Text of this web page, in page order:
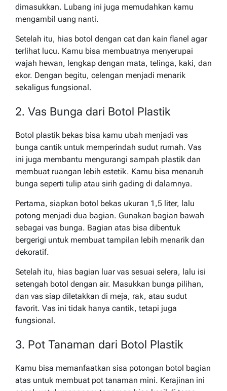
dimasukkan. Lubang ini juga memudahkan kamu
mengambil uang nanti.
Setelah itu, hias botol dengan cat dan kain flanel agar
terlihat lucu. Kamu bisa membuatnya menyerupai
wajah hewan, lengkap dengan mata, telinga, kaki, dan
ekor. Dengan begitu, celengan menjadi menarik
sekaligus fungsional.
2. Vas Bunga dari Botol Plastik
Botol plastik bekas bisa kamu ubah menjadi vas
bunga cantik untuk memperindah sudut rumah. Vas
ini juga membantu mengurangi sampah plastik dan
membuat ruangan lebih estetik. Kamu bisa menaruh
bunga seperti tulip atau sirih gading di dalamnya.
Pertama, siapkan botol bekas ukuran 1,5 liter, lalu
potong menjadi dua bagian. Gunakan bagian bawah
sebagai vas bunga. Bagian atas bisa dibentuk
bergerigi untuk membuat tampilan lebih menarik dan
dekoratif.
Setelah itu, hias bagian luar vas sesuai selera, lalu isi
setengah botol dengan air. Masukkan bunga pilihan,
dan vas siap diletakkan di meja, rak, atau sudut
favorit. Vas ini tidak hanya cantik, tetapi juga
fungsional.
3. Pot Tanaman dari Botol Plastik
Kamu bisa memanfaatkan sisa potongan botol bagian
atas untuk membuat pot tanaman mini. Kerajinan ini